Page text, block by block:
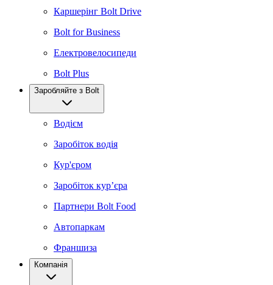
Каршерінг Bolt Drive
Bolt for Business
Електровелосипеди
Bolt Plus
Заробляйте з Bolt
Водієм
Заробіток водія
Кур'єром
Заробіток курʼєра
Партнери Bolt Food
Автопаркам
Франшиза
Компанія